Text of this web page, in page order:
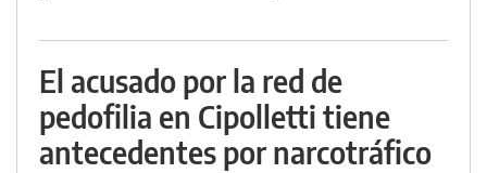
El acusado por la red de
pedofilia en Cipolletti tiene
antecedentes por narcotráfico